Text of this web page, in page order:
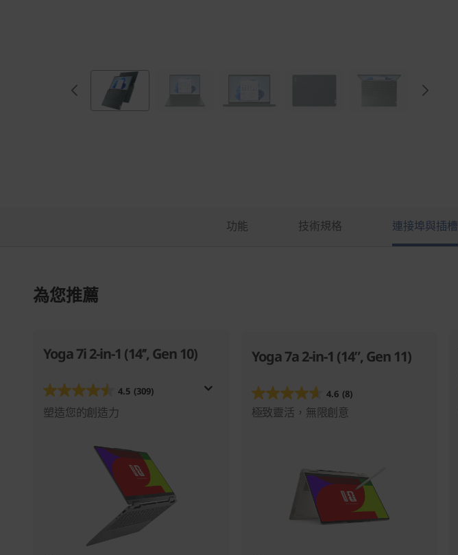
功能 技術規格 連接埠與插槽
為您推薦
Yoga 7i 2-in-1 (14’’, Gen 10)
4.5 (309)
塑造您的創造力
Yoga 7a 2-in-1 (14”, Gen 11)
4.6 (8)
極致靈活，無限創意